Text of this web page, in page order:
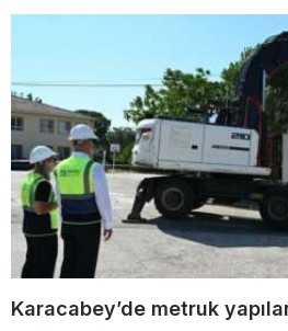
Karacabey’de metruk